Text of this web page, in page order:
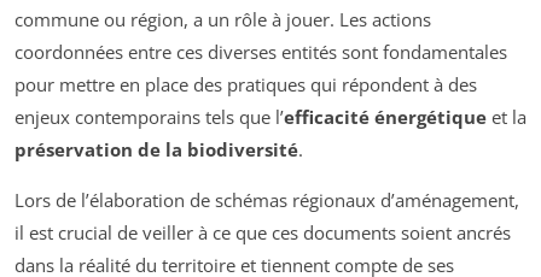
commune ou région, a un rôle à jouer. Les actions
coordonnées entre ces diverses entités sont fondamentales
pour mettre en place des pratiques qui répondent à des
enjeux contemporains tels que l’efficacité énergétique et la
préservation de la biodiversité.
Lors de l’élaboration de schémas régionaux d’aménagement,
il est crucial de veiller à ce que ces documents soient ancrés
dans la réalité du territoire et tiennent compte de ses